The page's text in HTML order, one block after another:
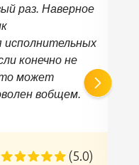
раз. Наверное
исполнительных
конечно не
может
вобщем.
(5.0)